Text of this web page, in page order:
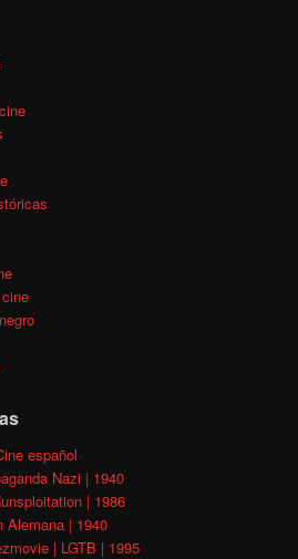
español
Nazi | 1940
| 1986
Alemana | 1940
| LGTB | 1995